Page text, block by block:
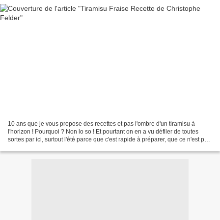
10 ans que je vous propose des recettes et pas l'ombre d'un tiramisu à
l'horizon ! Pourquoi ? Non lo so ! Et pourtant on en a vu défiler de toutes
sortes par ici, surtout l'été parce que c'est rapide à préparer, que ce n'est pas